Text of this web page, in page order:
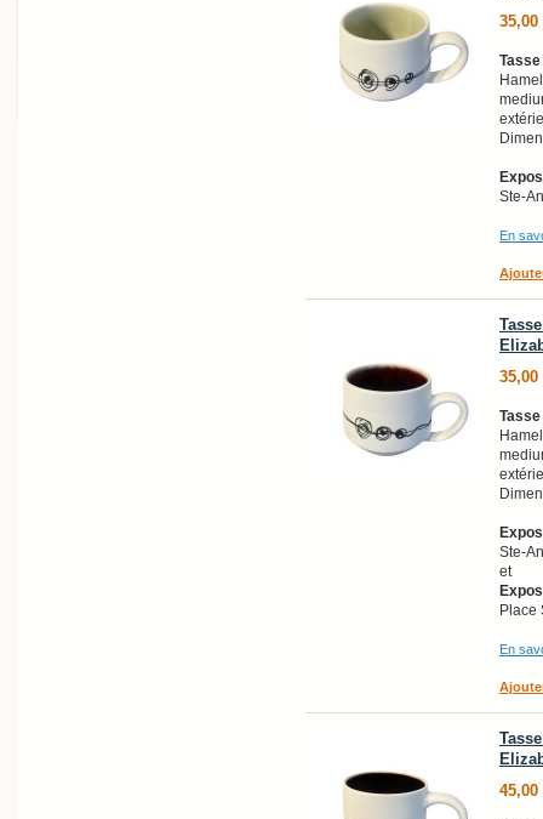
35,00
Hamel
Ste-
En
35,00
Hamel
Ste-
et
Place
En
45,00